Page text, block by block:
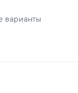
варианты